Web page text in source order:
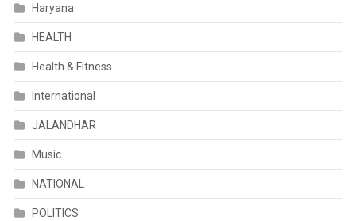
Haryana
HEALTH
Health & Fitness
International
JALANDHAR
Music
NATIONAL
POLITICS